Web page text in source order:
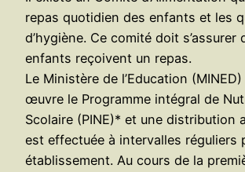
repas quotidien des enfants et les
d’hygiène. Ce comité doit s’assurer
enfants reçoivent un repas.
Le Ministère de l’Education
œuvre le Programme intégral de
Scolaire (PINE)* et une distribution
est effectuée à intervalles réguliers
établissement. Au cours de la